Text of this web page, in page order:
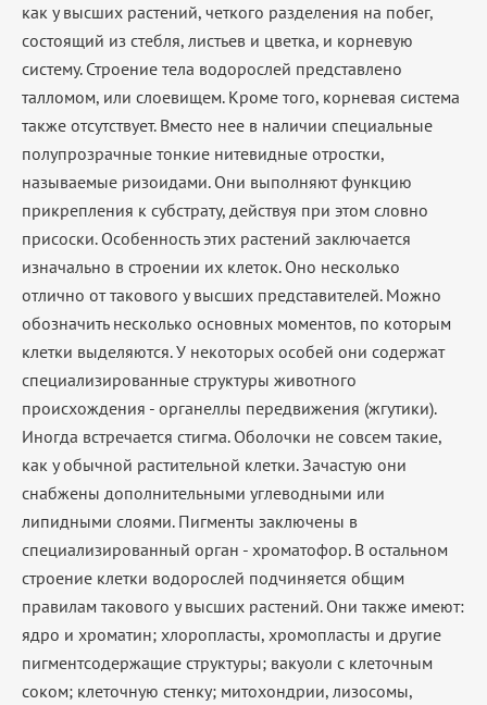
как у высших растений, четкого разделения на побег,
состоящий из стебля, листьев и цветка, и корневую
систему. Строение тела водорослей представлено
талломом, или слоевищем. Кроме того, корневая система
также отсутствует. Вместо нее в наличии специальные
полупрозрачные тонкие нитевидные отростки,
называемые ризоидами. Они выполняют функцию
прикрепления к субстрату, действуя при этом словно
присоски. Особенность этих растений заключается
изначально в строении их клеток. Оно несколько
отлично от такового у высших представителей. Можно
обозначить несколько основных моментов, по которым
клетки выделяются. У некоторых особей они содержат
специализированные структуры животного
происхождения - органеллы передвижения (жгутики).
Иногда встречается стигма. Оболочки не совсем такие,
как у обычной растительной клетки. Зачастую они
снабжены дополнительными углеводными или
липидными слоями. Пигменты заключены в
специализированный орган - хроматофор. В остальном
строение клетки водорослей подчиняется общим
правилам такового у высших растений. Они также имеют:
ядро и хроматин; хлоропласты, хромопласты и другие
пигментсодержащие структуры; вакуоли с клеточным
соком; клеточную стенку; митохондрии, лизосомы,